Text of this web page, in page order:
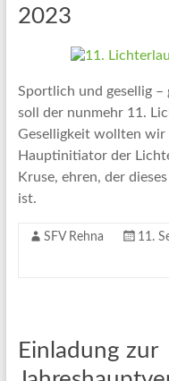
2023
Sportlich und gesellig –
soll der nunmehr 11.
Geselligkeit wollten wir
Hauptinitiator der
Kruse, ehren, der
ist.
SFV Rehna 11.
Einladung zur